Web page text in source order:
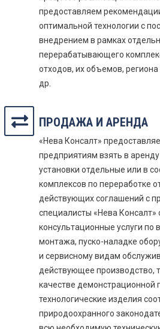
предоставляем
оптимальной технологии с
внедрением в рамках
перерабатывающего
отходов, их объемов,
др.
ПРОДАЖА И АРЕНДА
«Нева Консалт»
предприятиям взять в
установки отдельные или в
комплексов по переработке
действующих соглашений с
специалисты «Нева Консалт»
консультационные услуги по
монтажа, пуско-наладке
и сервисному видам
действующее производство,
качестве демонстрационной
технологические изделия
природоохранного